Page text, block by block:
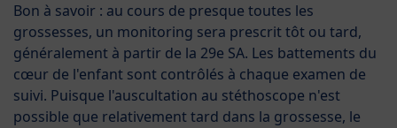
Bon à savoir : au cours de presque toutes les
grossesses, un monitoring sera prescrit tôt ou tard,
généralement à partir de la 29e SA. Les battements du
cœur de l'enfant sont contrôlés à chaque examen de
suivi. Puisque l'auscultation au stéthoscope n'est
possible que relativement tard dans la grossesse, le